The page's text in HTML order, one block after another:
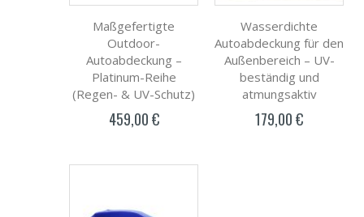
Maßgefertigte
Outdoor-
Autoabdeckung –
Platinum-Reihe
(Regen- & UV-Schutz)
459,00 €
Wasserdichte
Autoabdeckung für den
Außenbereich – UV-
beständig und
atmungsaktiv
179,00 €